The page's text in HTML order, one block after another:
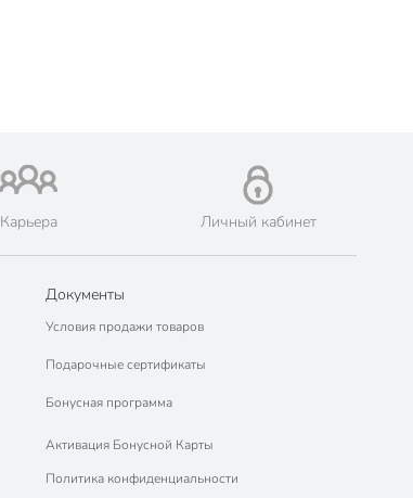
Карьера Личный кабинет
Документы
Условия продажи товаров
Подарочные сертификаты
Бонусная программа
Активация Бонусной Карты
Политика конфиденциальности